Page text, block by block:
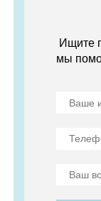
Ищите
мы